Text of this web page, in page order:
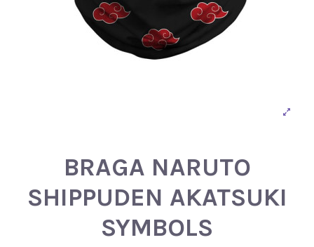
BRAGA NARUTO
SHIPPUDEN AKATSUKI
SYMBOLS